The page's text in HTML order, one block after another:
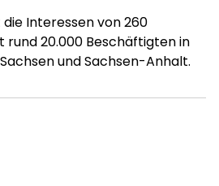
Interessen von 260
rund 20.000 Beschäftigten in
und Sachsen-Anhalt.